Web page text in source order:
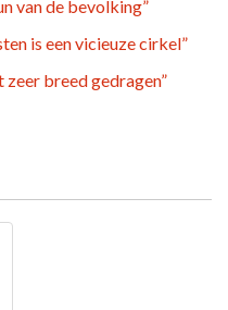
van de bevolking”
is een vicieuze cirkel”
breed gedragen”